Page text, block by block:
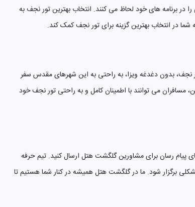
برنامه های خود لحاظ می کنند. انتخاب بهترین تور نجف به
در انتخاب بهترین گزینه برای تور نجف کمک کند.
نجف، بدون دغدغه ویزا، به راحتی به این شهرهای مقدس سفر
مسافران می توانند با اطمینان کامل و به راحتی تور نجف خود
را از طریق اپلیکیشن های پیام رسان برای مشاورین گلگشت هتل ارسال کنید. تیم حرفه
برگزار شود. ما در گلگشت هتل همیشه در کنار شما هستیم تا